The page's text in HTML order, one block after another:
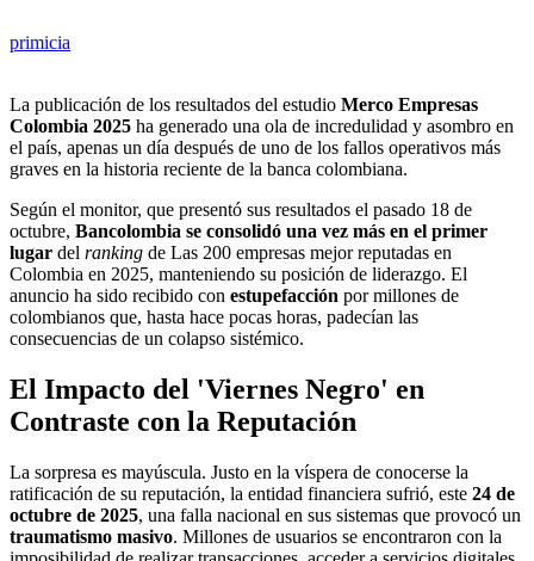
primicia
La publicación de los resultados del estudio Merco Empresas
Colombia 2025 ha generado una ola de incredulidad y asombro en
el país, apenas un día después de uno de los fallos operativos más
graves en la historia reciente de la banca colombiana.
Según el monitor, que presentó sus resultados el pasado 18 de
octubre, Bancolombia se consolidó una vez más en el primer
lugar del ranking de Las 200 empresas mejor reputadas en
Colombia en 2025, manteniendo su posición de liderazgo. El
anuncio ha sido recibido con estupefacción por millones de
colombianos que, hasta hace pocas horas, padecían las
consecuencias de un colapso sistémico.
El Impacto del 'Viernes Negro' en
Contraste con la Reputación
La sorpresa es mayúscula. Justo en la víspera de conocerse la
ratificación de su reputación, la entidad financiera sufrió, este 24 de
octubre de 2025, una falla nacional en sus sistemas que provocó un
traumatismo masivo. Millones de usuarios se encontraron con la